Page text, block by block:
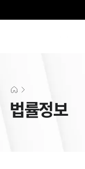
법률정보